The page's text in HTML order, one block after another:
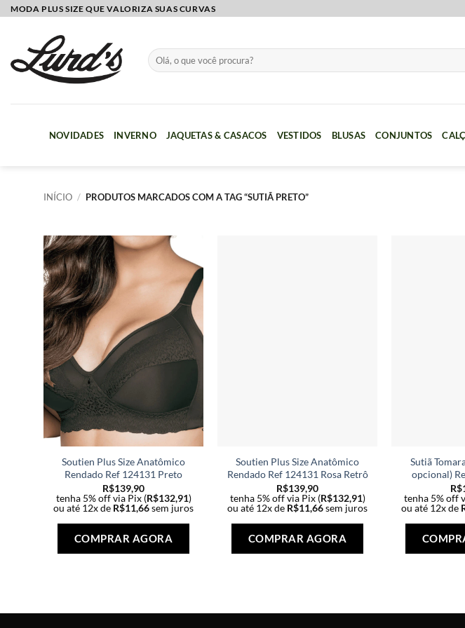
SkipMODA PLUS SIZE QUE VALORIZA SUAS CURVAS
Pesquisar
por:
NOVIDADES INVERNO JAQUETAS & CASACOS VESTIDOS BLUSAS CONJUNTOS
INÍCIO / PRODUTOS MARCADOS COM A TAG “SUTIÃ PRETO”
Soutien Plus Size Anatômico
Rendado Ref 124131 Preto
R$139,90
tenha 5% off via Pix (R$132,91)
ou até 12x de R$11,66sem juros
COMPRAR AGORA
tem
opções
Soutien Plus Size Anatômico
Rendado Ref 124131 Rosa Retrô
R$139,90
tenha 5% off via Pix (R$132,91)
ou até 12x de R$11,66sem juros
COMPRAR AGORA
tem
opções
Sutiã
opcional)
R$
tenha 5% off
ou até 12x de